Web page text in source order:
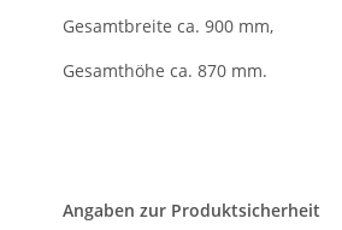
Gesamtbreite ca. 900 mm,
Gesamthöhe ca. 870 mm.
Angaben zur Produktsicherheit